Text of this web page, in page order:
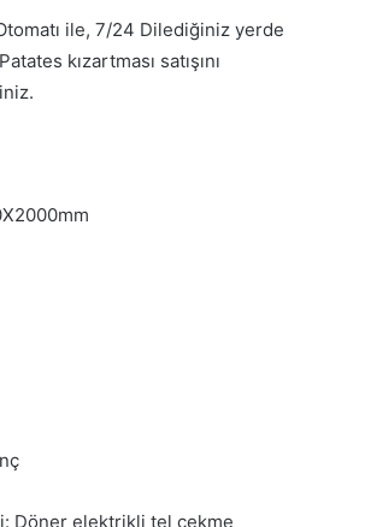
ile, 7/24 Dilediğiniz yerde
kızartması satışını
Döner elektrikli tel çekme